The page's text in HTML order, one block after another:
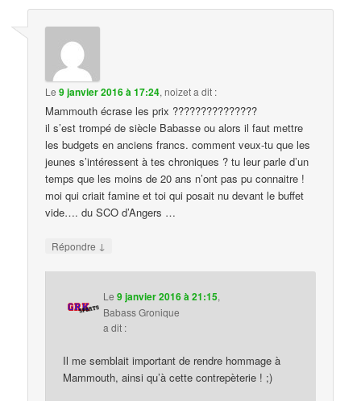
Le9 janvier 2016 à 17:24,noizeta dit :
Mammouth écrase les prix ???????????????
il s’est trompé de siècle Babasse ou alors il faut mettre
les budgets en anciens francs. comment veux-tu que les
jeunes s’intéressent à tes chroniques ? tu leur parle d’un
temps que les moins de 20 ans n’ont pas pu connaitre !
moi qui criait famine et toi qui posait nu devant le buffet
vide…. du SCO d’Angers …
Répondre ↓
Le9 janvier 2016 à 21:15,
Babass Gronique
a dit :
Il me semblait important de rendre hommage à
Mammouth, ainsi qu’à cette contrepèterie ! ;)